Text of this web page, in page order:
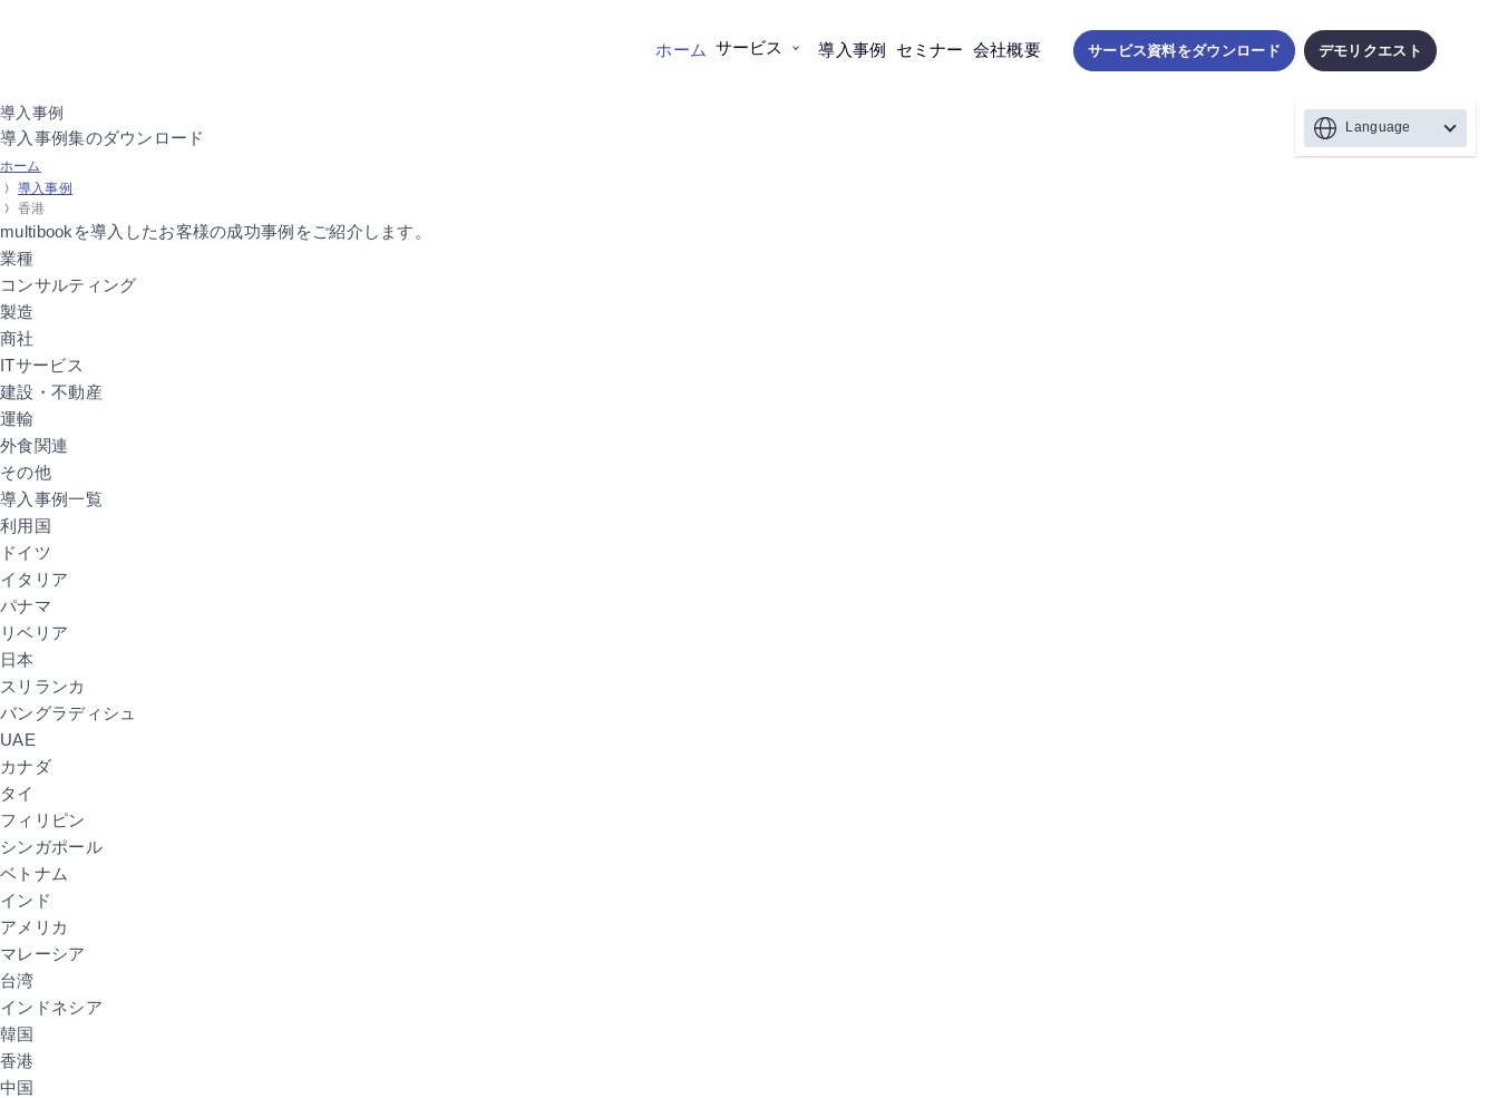
ホーム サービス 導入事例 セミナー 会社概要 サービス資料をダウンロード デモリクエスト
Language
導入事例
導入事例集のダウンロード
ホーム
導入事例
香港
multibookを導入したお客様の成功事例をご紹介します。
業種
コンサルティング
製造
商社
ITサービス
建設・不動産
運輸
外食関連
その他
導入事例一覧
利用国
ドイツ
イタリア
パナマ
リベリア
日本
スリランカ
バングラディシュ
UAE
カナダ
タイ
フィリピン
シンガポール
ベトナム
インド
アメリカ
マレーシア
台湾
インドネシア
韓国
香港
中国